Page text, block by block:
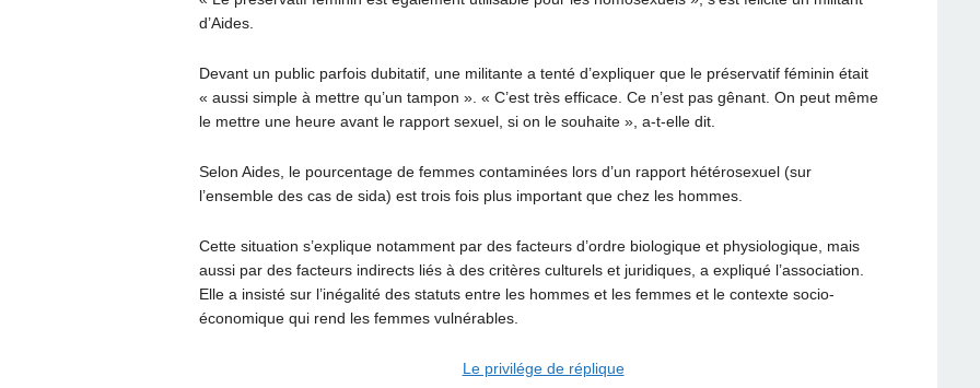
d’Aides.
Devant un public parfois dubitatif, une militante a tenté d’expliquer que le préservatif féminin était
« aussi simple à mettre qu’un tampon ». « C’est très efficace. Ce n’est pas gênant. On peut même
le mettre une heure avant le rapport sexuel, si on le souhaite », a-t-elle dit.
Selon Aides, le pourcentage de femmes contaminées lors d’un rapport hétérosexuel (sur
l’ensemble des cas de sida) est trois fois plus important que chez les hommes.
Cette situation s’explique notamment par des facteurs d’ordre biologique et physiologique, mais
aussi par des facteurs indirects liés à des critères culturels et juridiques, a expliqué l’association.
Elle a insisté sur l’inégalité des statuts entre les hommes et les femmes et le contexte socio-
économique qui rend les femmes vulnérables.
Le privilége de réplique